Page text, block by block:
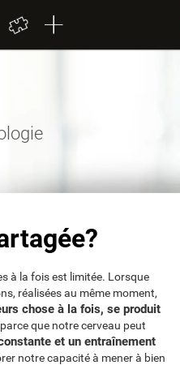
à la fois est limitée. Lorsque
réalisées au même moment,
chose à la fois, se produit
que notre cerveau peut
et un entraînement
notre capacité à mener à bien